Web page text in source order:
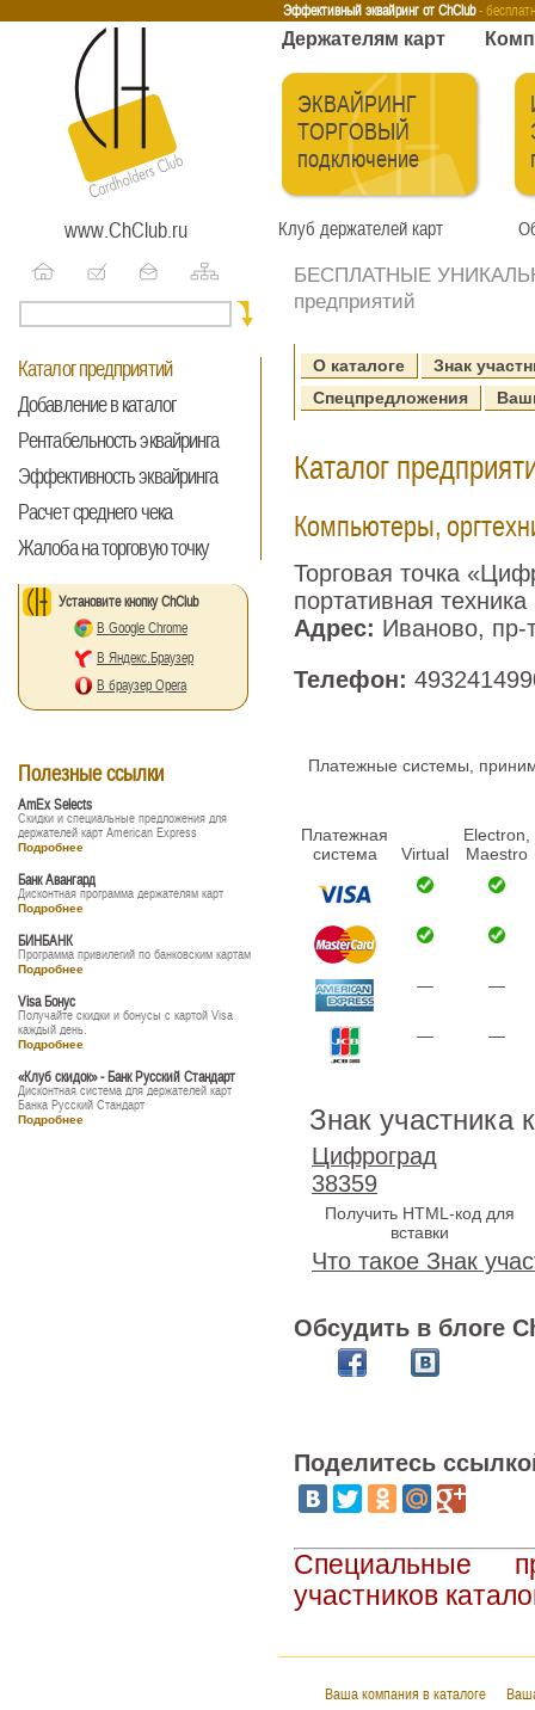
Эффективный эквайринг от ChClub -
Интернет-эквайринг Тренинги Бесплатные сервисы
Держателям карт
ЭКВАЙРИНГ
ТОРГОВЫЙ
подключение
www.ChClub.ru Клуб держателей карт
Каталог предприятий
Добавление в каталог
Рентабельность эквайринга
Эффективность эквайринга
Расчет среднего чека
Жалоба на торговую точку
Установите кнопку ChClub
В Google Chrome
В Яндекс.Браузер
В браузер Opera
Полезные ссылки
AmEx Selects
Скидки и специальные предложения для
держателей карт American Express
Подробнее
Банк Авангард
Дисконтная программа держателям карт
Подробнее
БИНБАНК
Программа привилегий по банковским картам
Подробнее
Visa Бонус
Получайте скидки и бонусы с картой Visa
каждый день.
Подробнее
«Клуб скидок» - Банк Русский Стандарт
Дисконтная система для держателей карт
Банка Русский Стандарт
Подробнее
БЕСПЛАТНЫЕ
предприятий
О каталоге
Знак
Спецпредложения
Каталог
Компьютеры,
Торговая точка
портативная техника
Адрес: Иваново,
Телефон:
Платежные системы,
Платежная
система
Virtual
Electron,
Maestro
— —
— —
Знак участника
Цифроград
38359
Получить HTML-код для
вставки
Что такое Знак
Обсудить в блоге
Поделитесь
Специальные
участников
Ваша компания в каталоге